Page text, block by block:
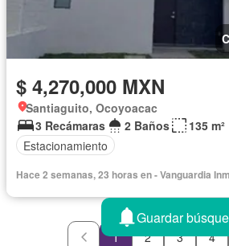
$ 4,270,000 MXN
Santiaguito, Ocoyoacac
3 Recámaras
2 Baños
135 m²
Estacionamiento
Hace 2 semanas, 23 horas en - Vanguardia
1 2 3 4
Guardar